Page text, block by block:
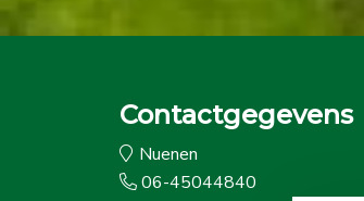
Contactgegevens
Nuenen
06-45044840